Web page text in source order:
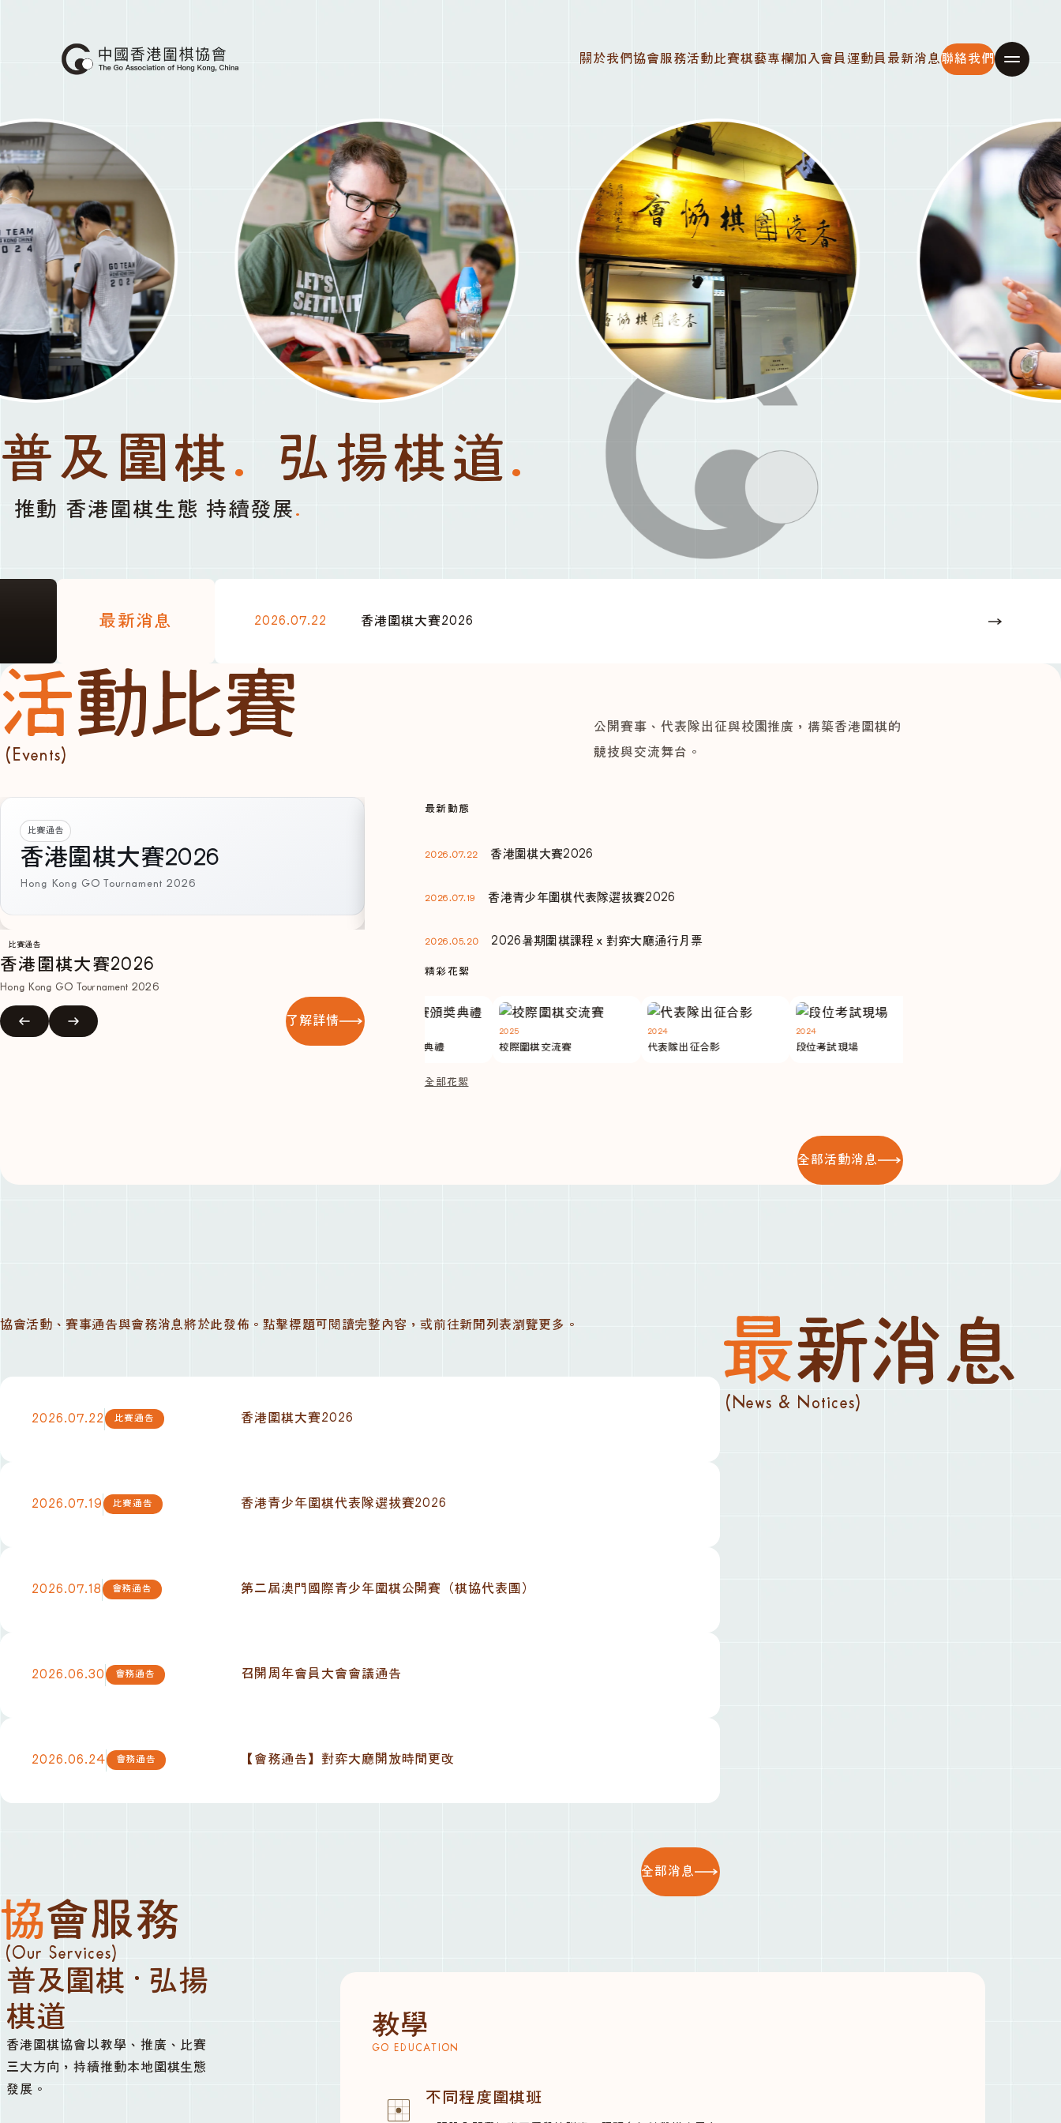
關於我們協會服務活動比賽棋藝專欄加入會員運動員最新消息聯絡我們
普及圍棋. 弘揚棋道.
推動 香港圍棋生態 持續發展.
最新消息 2026.07.22 香港圍棋大賽2026
活動比賽
(Events)
公開賽事、代表隊出征與校園推廣，構築香港圍棋的
競技與交流舞台。
比賽通告
香港圍棋大賽2026
Hong Kong GO Tournament 2026
香港青少年圍棋代表隊選拔賽
2026
比賽通告
香港圍棋大賽2026
Hong Kong GO Tournament 2026
了解詳情
最新動態
2026.07.22 香港圍棋大賽2026
2026.07.19 香港青少年圍棋代表隊選拔賽2026
2026.05.20 2026暑期圍棋課程ｘ對弈大廳通行月票
精彩花絮
冬季公開賽頒獎典禮 校際圍棋交流賽 代表隊出征合影 段位考試現場
全部花絮
全部活動消息
最新消息
(News & Notices)
協會活動、賽事通告與會務消息將於此發佈。點擊標題可閱讀完整內容，或前往新聞列表瀏覽更多。
2026.07.22 比賽通告 香港圍棋大賽2026
2026.07.19 比賽通告 香港青少年圍棋代表隊選拔賽2026
2026.07.18 會務通告 第二屆澳門國際青少年圍棋公開賽（棋協代表團）
2026.06.30 會務通告 召開周年會員大會會議通告
2026.06.24 會務通告 【會務通告】對弈大廳開放時間更改
全部消息
協會服務
(Our Services)
普及圍棋 · 弘揚
棋道
香港圍棋協會以教學、推廣、比賽
三大方向，持續推動本地圍棋生態
發展。
教學
GO EDUCATION
不同程度圍棋班